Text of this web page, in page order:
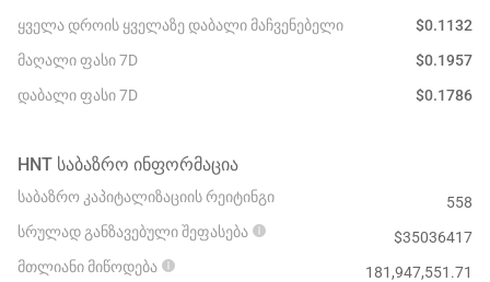
ყველა დროის ყველაზე დაბალი მაჩვენებელი
$0.1132
მაღალი ფასი 7D
$0.1957
დაბალი ფასი 7D
$0.1786
HNT ᲡᲐᲑᲐᲖᲠᲝ ᲘᲜᲤᲝᲠᲛᲐᲪᲘᲐ
საბაზრო კაპიტალიზაციის რეიტინგი
558
სრულად განზავებული შეფასება
$35036417
მთლიანი მიწოდება
181,947,551.71